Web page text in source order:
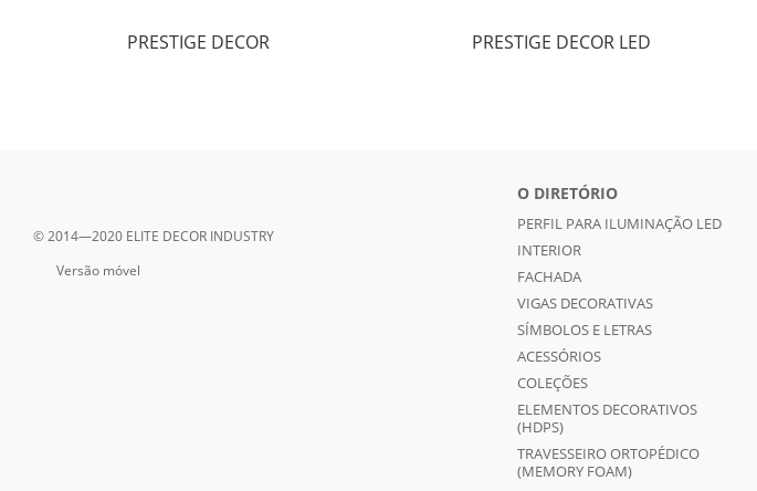
PRESTIGE DECOR PRESTIGE DECOR LED
© 2014—2020 ELITE DECOR INDUSTRY
Versão móvel
O DIRETÓRIO
PERFIL PARA ILUMINAÇÃO LED
INTERIOR
FACHADA
VIGAS DECORATIVAS
SÍMBOLOS E LETRAS
ACESSÓRIOS
COLEÇÕES
ELEMENTOS DECORATIVOS
(HDPS)
TRAVESSEIRO ORTOPÉDICO
(MEMORY FOAM)